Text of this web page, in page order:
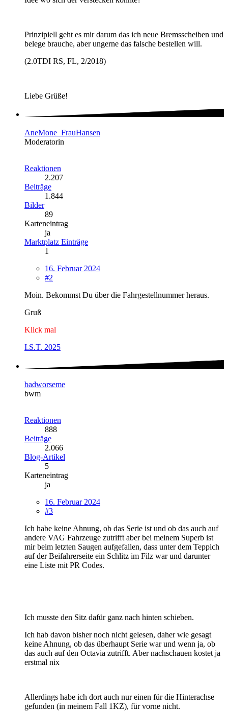
Prinzipiell geht es mir darum das ich neue Bremsscheiben und
belege brauche, aber ungerne das falsche bestellen will.
(2.0TDI RS, FL, 2/2018)
Liebe Grüße!
AneMone_FrauHansen
Moderatorin
Reaktionen
2.207
Beiträge
1.844
Bilder
89
Karteneintrag
ja
Marktplatz Einträge
1
16. Februar 2024
#2
Moin. Bekommst Du über die Fahrgestellnummer heraus.
Gruß
Klick mal
I.S.T. 2025
badworseme
bwm
Reaktionen
888
Beiträge
2.066
Blog-Artikel
5
Karteneintrag
ja
16. Februar 2024
#3
Ich habe keine Ahnung, ob das Serie ist und ob das auch auf
andere VAG Fahrzeuge zutrifft aber bei meinem Superb ist
mir beim letzten Saugen aufgefallen, dass unter dem Teppich
auf der Beifahrerseite ein Schlitz im Filz war und darunter
eine Liste mit PR Codes.
Ich musste den Sitz dafür ganz nach hinten schieben.
Ich hab davon bisher noch nicht gelesen, daher wie gesagt
keine Ahnung, ob das überhaupt Serie war und wenn ja, ob
das auch auf den Octavia zutrifft. Aber nachschauen kostet ja
erstmal nix
Allerdings habe ich dort auch nur einen für die Hinterachse
gefunden (in meinem Fall 1KZ), für vorne nicht.